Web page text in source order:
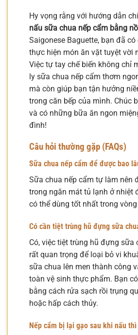
Hy vọng rằng với hướng dẫn
nấu sữa chua nếp cẩm bằng
Saigonese Baguette, bạn đã
thực hiện món ăn vặt tuyệt vời
Việc tự tay chế biến không chỉ
ly sữa chua nếp cẩm thơm
mà còn giúp bạn tận hưởng
trong căn bếp của mình. Chúc
và có những bữa ăn ngon
đình!
Câu hỏi thường gặp (FAQs)
Sữa chua nếp cẩm để được bao
Sữa chua nếp cẩm tự làm nên
trong ngăn mát tủ lạnh ở nhiệt
có thể dùng tốt nhất trong vòng
Có cần tiệt trùng hũ đựng sữa
Có, việc tiệt trùng hũ đựng sữa
rất quan trọng để loại bỏ vi
sữa chua lên men thành công
toàn vệ sinh thực phẩm. Bạn
bằng cách rửa sạch rồi trụng
hoặc hấp cách thủy.
Nếp cẩm bị lại gạo sau khi nấu